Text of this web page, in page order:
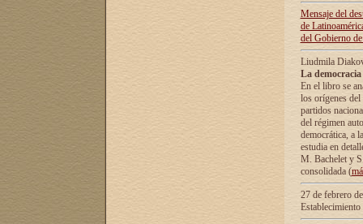
Mensaje del
de
del Gobierno
Liudmila
La
En el libro se
los orígenes
partidos
del régimen
democrática, а
estudia en
М. Bachelet у
consolidada (
27 de febrero